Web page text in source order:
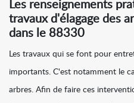
Les renseignements
travaux d'élagage des
dans le 88330
Les travaux qui se font pour
importants. C'est notamment le
arbres. Afin de faire ces